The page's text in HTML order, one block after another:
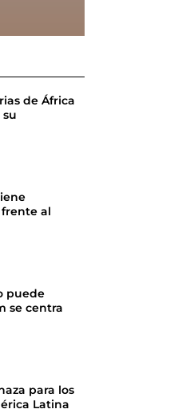
de África
al
puede
se centra
para los
Latina